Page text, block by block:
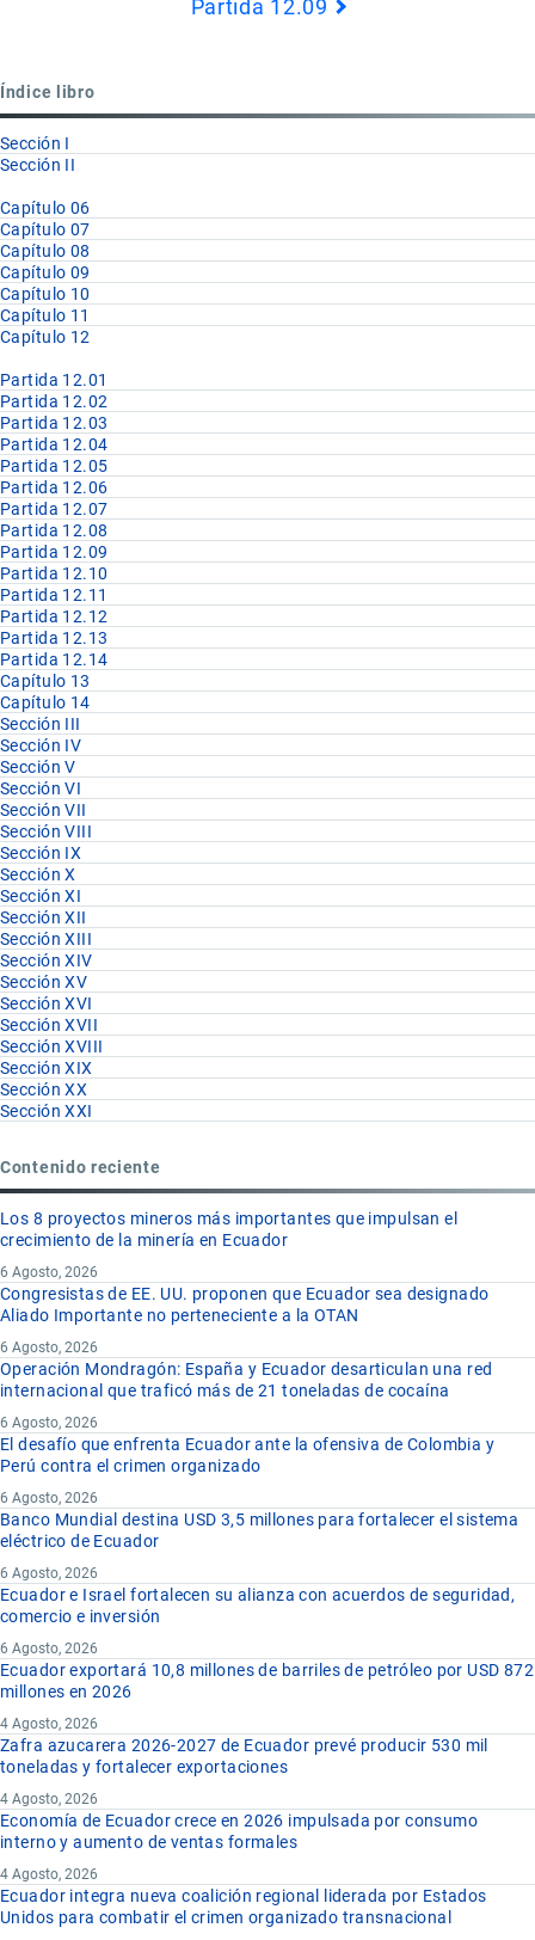
12.08
Partida 12.09
Índice libro
Sección I
Sección II
Capítulo 06
Capítulo 07
Capítulo 08
Capítulo 09
Capítulo 10
Capítulo 11
Capítulo 12
Partida 12.01
Partida 12.02
Partida 12.03
Partida 12.04
Partida 12.05
Partida 12.06
Partida 12.07
Partida 12.08
Partida 12.09
Partida 12.10
Partida 12.11
Partida 12.12
Partida 12.13
Partida 12.14
Capítulo 13
Capítulo 14
Sección III
Sección IV
Sección V
Sección VI
Sección VII
Sección VIII
Sección IX
Sección X
Sección XI
Sección XII
Sección XIII
Sección XIV
Sección XV
Sección XVI
Sección XVII
Sección XVIII
Sección XIX
Sección XX
Sección XXI
Contenido reciente
Los 8 proyectos mineros más importantes que impulsan el
crecimiento de la minería en Ecuador
6 Agosto, 2026
Congresistas de EE. UU. proponen que Ecuador sea designado
Aliado Importante no perteneciente a la OTAN
6 Agosto, 2026
Operación Mondragón: España y Ecuador desarticulan una red
internacional que traficó más de 21 toneladas de cocaína
6 Agosto, 2026
El desafío que enfrenta Ecuador ante la ofensiva de Colombia y
Perú contra el crimen organizado
6 Agosto, 2026
Banco Mundial destina USD 3,5 millones para fortalecer el sistema
eléctrico de Ecuador
6 Agosto, 2026
Ecuador e Israel fortalecen su alianza con acuerdos de seguridad,
comercio e inversión
6 Agosto, 2026
Ecuador exportará 10,8 millones de barriles de petróleo por USD 872
millones en 2026
4 Agosto, 2026
Zafra azucarera 2026-2027 de Ecuador prevé producir 530 mil
toneladas y fortalecer exportaciones
4 Agosto, 2026
Economía de Ecuador crece en 2026 impulsada por consumo
interno y aumento de ventas formales
4 Agosto, 2026
Ecuador integra nueva coalición regional liderada por Estados
Unidos para combatir el crimen organizado transnacional